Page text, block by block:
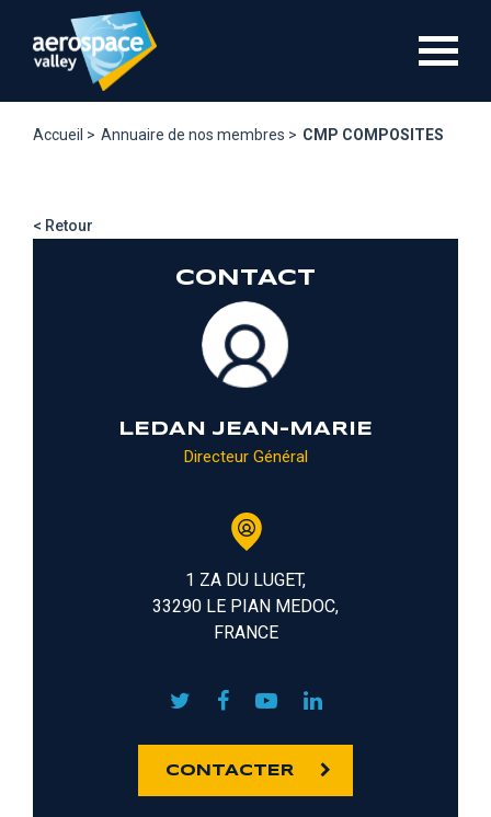
contenu
Accueil > Annuaire de nos membres > CMP COMPOSITES
< Retour
CONTACT
LEDAN JEAN-MARIE
Directeur Général
1 ZA DU LUGET,
33290 LE PIAN MEDOC,
FRANCE
CONTACTER